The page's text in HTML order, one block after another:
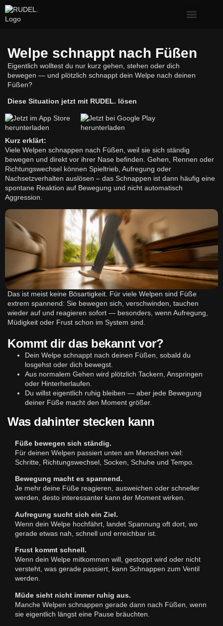
Welpe schnappt nach Füßen
Eigentlich wolltest du nur kurz gehen, stehen oder dich
bewegen — und plötzlich schnappt dein Welpe nach deinen
Füßen?
Diese Situation jetzt mit RUDEL. lösen
Kurz erklärt:
Viele Welpen schnappen nach Füßen, weil sie sich ständig
bewegen und direkt vor ihrer Nase befinden. Gehen, Rennen oder
Richtungswechsel können Spieltrieb, Aufregung oder
Nachsetzverhalten auslösen – das Schnappen ist dann häufig eine
spontane Reaktion auf Bewegung und nicht automatisch
Aggression.
Das ist meist keine Bösartigkeit. Für viele Welpen sind Füße
extrem spannend: Sie bewegen sich, verschwinden, tauchen
wieder auf und reagieren sofort — besonders, wenn Aufregung,
Müdigkeit oder Frust schon im System sind.
Kommt dir das bekannt vor?
Dein Welpe schnappt nach deinen Füßen, sobald du
losgehst oder dich bewegst.
Aus normalem Gehen wird plötzlich Tackern, Anspringen
oder Hinterherlaufen.
Du willst eigentlich ruhig bleiben — aber jede Bewegung
deiner Füße macht den Moment größer.
Was dahinter stecken kann
Füße bewegen sich ständig.
Für deinen Welpen passiert unten am Menschen viel:
Schritte, Richtungswechsel, Socken, Schuhe und Tempo.
Bewegung macht es spannend.
Je mehr deine Füße reagieren, ausweichen oder schneller
werden, desto interessanter kann der Moment wirken.
Aufregung sucht sich ein Ziel.
Wenn dein Welpe hochfährt, landet Spannung oft dort, wo
gerade etwas nah, schnell und erreichbar ist.
Frust kommt schnell.
Wenn dein Welpe mitkommen will, gestoppt wird oder nicht
versteht, was gerade passiert, kann Schnappen zum Ventil
werden.
Müde sieht nicht immer ruhig aus.
Manche Welpen schnappen gerade dann nach Füßen, wenn
sie eigentlich längst eine Pause bräuchten.